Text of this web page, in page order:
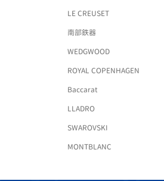
LE CREUSET
南部鉄器
WEDGWOOD
ROYAL COPENHAGEN
Baccarat
LLADRO
SWAROVSKI
MONTBLANC